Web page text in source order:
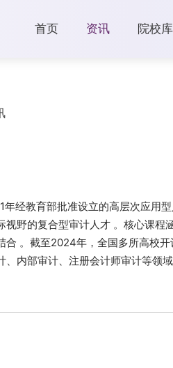
首页 资讯 院校库
经教育部批准设立的高层次应用
视野的复合型审计人才 。核心课
合 。截至2024年，全国多所高校
、内部审计、注册会计师审计等领